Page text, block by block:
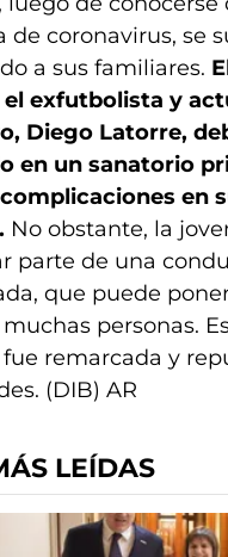
de coronavirus, se
a sus familiares.
el exfutbolista y
Diego Latorre,
en un sanatorio
en
No obstante, la
parte de una
que puede
personas.
remarcada y
(DIB) AR
LEÍDAS